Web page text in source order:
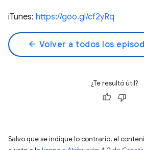
iTunes: https://goo.gl/cf2yRq
arrow_back Volver a todos los
¿Te resultó útil?
Salvo que se indique lo contrario, el